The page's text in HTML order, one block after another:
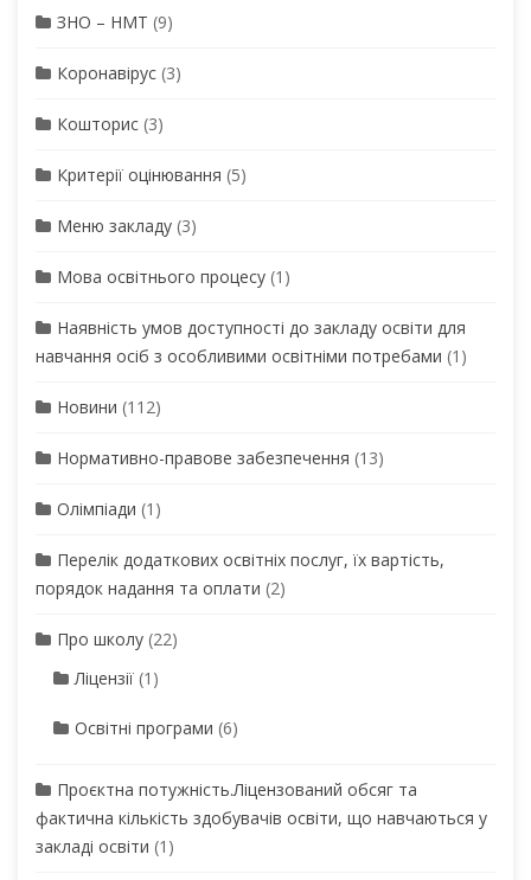
ЗНО – НМТ (9)
Коронавірус (3)
Кошторис (3)
Критерії оцінювання (5)
Меню закладу (3)
Мова освітнього процесу (1)
Наявність умов доступності до закладу освіти для
навчання осіб з особливими освітніми потребами (1)
Новини (112)
Нормативно-правове забезпечення (13)
Олімпіади (1)
Перелік додаткових освітніх послуг, їх вартість,
порядок надання та оплати (2)
Про школу (22)
Ліцензії (1)
Освітні програми (6)
Проєктна потужність.Ліцензований обсяг та
фактична кількість здобувачів освіти, що навчаються у
закладі освіти (1)